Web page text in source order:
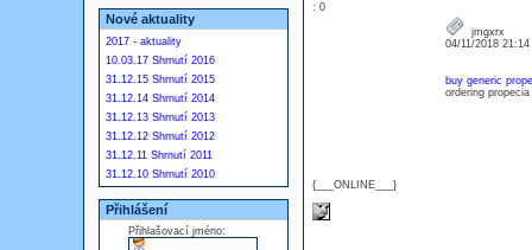
Nové aktuality
2017 - aktuality
10.03.17 Shrnutí 2016
31.12.15 Shrnutí 2015
31.12.14 Shrnutí 2014
31.12.13 Shrnutí 2013
31.12.12 Shrnutí 2012
31.12.11 Shrnutí 2011
31.12.10 Shrnutí 2010
Přihlášení
Přihlašovací jméno:
: 0
{___ONLINE___}
jmgxrx
04/11/2018
buy generic
ordering